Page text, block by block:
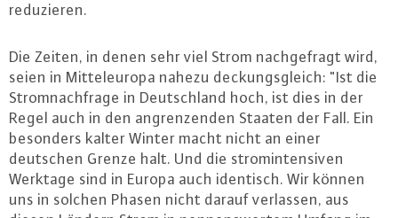
re­du­zie­ren.
Die Zeiten, in denen sehr viel Strom nach­ge­fragt wird,
seien in Mit­tel­eu­ro­pa nahezu de­ckungs­gleich: "Ist die
Strom­nach­fra­ge in Deutsch­land hoch, ist dies in der
Regel auch in den an­gren­zen­den Staaten der Fall. Ein
besonders kalter Winter macht nicht an einer
deutschen Grenze halt. Und die strom­in­ten­si­ven
Werktage sind in Europa auch identisch. Wir können
uns in solchen Phasen nicht darauf verlassen, aus